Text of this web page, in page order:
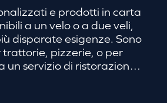
e prodotti in carta
a un velo o a due veli,
disparate esigenze. Sono
pizzerie, o per
un servizio di ristorazione